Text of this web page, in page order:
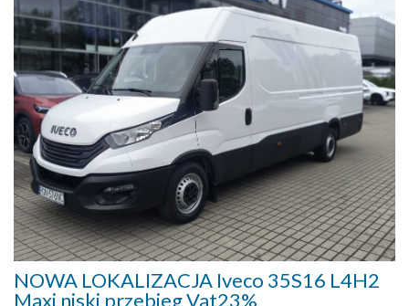
NOWA LOKALIZACJA Iveco 35S16 L4H2
Maxi niski przebieg Vat23%